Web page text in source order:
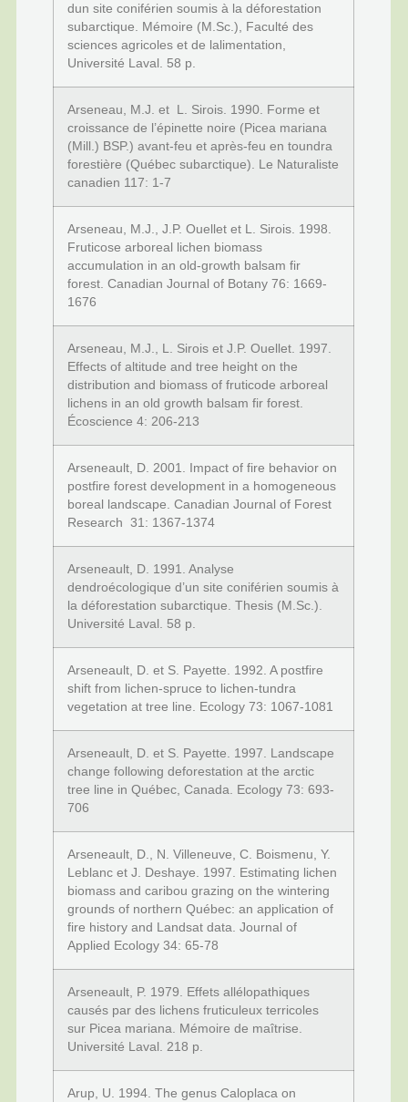
dun site coniférien soumis à la déforestation
subarctique. Mémoire (M.Sc.), Faculté des
sciences agricoles et de lalimentation,
Université Laval. 58 p.
Arseneau, M.J. et L. Sirois. 1990. Forme et
croissance de l’épinette noire (Picea mariana
(Mill.) BSP.) avant-feu et après-feu en toundra
forestière (Québec subarctique). Le Naturaliste
canadien 117: 1-7
Arseneau, M.J., J.P. Ouellet et L. Sirois. 1998.
Fruticose arboreal lichen biomass
accumulation in an old-growth balsam fir
forest. Canadian Journal of Botany 76: 1669-
1676
Arseneau, M.J., L. Sirois et J.P. Ouellet. 1997.
Effects of altitude and tree height on the
distribution and biomass of fruticode arboreal
lichens in an old growth balsam fir forest.
Écoscience 4: 206-213
Arseneault, D. 2001. Impact of fire behavior on
postfire forest development in a homogeneous
boreal landscape. Canadian Journal of Forest
Research 31: 1367-1374
Arseneault, D. 1991. Analyse
dendroécologique d’un site coniférien soumis à
la déforestation subarctique. Thesis (M.Sc.).
Université Laval. 58 p.
Arseneault, D. et S. Payette. 1992. A postfire
shift from lichen-spruce to lichen-tundra
vegetation at tree line. Ecology 73: 1067-1081
Arseneault, D. et S. Payette. 1997. Landscape
change following deforestation at the arctic
tree line in Québec, Canada. Ecology 73: 693-
706
Arseneault, D., N. Villeneuve, C. Boismenu, Y.
Leblanc et J. Deshaye. 1997. Estimating lichen
biomass and caribou grazing on the wintering
grounds of northern Québec: an application of
fire history and Landsat data. Journal of
Applied Ecology 34: 65-78
Arseneault, P. 1979. Effets allélopathiques
causés par des lichens fruticuleux terricoles
sur Picea mariana. Mémoire de maîtrise.
Université Laval. 218 p.
Arup, U. 1994. The genus Caloplaca on